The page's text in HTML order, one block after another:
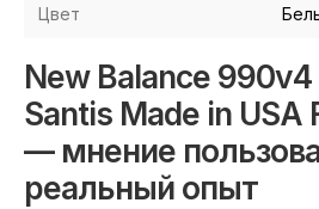
Цвет
New Balance 990v4
Santis Made in USA
— мнение
реальный опыт